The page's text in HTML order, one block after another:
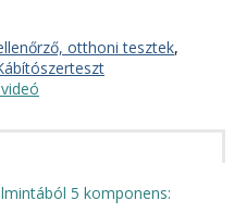
otthoni tesztek,